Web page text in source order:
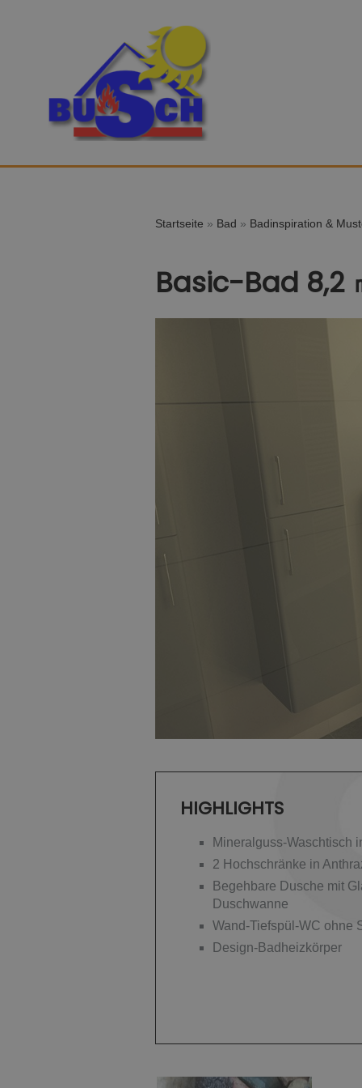
Startseite » Bad » Badinspiration &
Basic-Bad 8,2
HIGHLIGHTS
Mineralguss-Waschtisch
2 Hochschränke in
Begehbare Dusche mit
Duschwanne
Wand-Tiefspül-WC ohne
Design-Badheizkörper